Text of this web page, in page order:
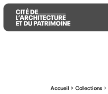
Accueil Collections